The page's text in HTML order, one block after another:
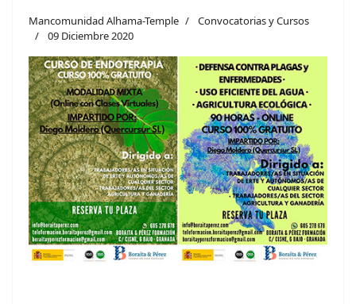
Mancomunidad Alhama-Temple
Convocatorias y Cursos
09 Diciembre 2020